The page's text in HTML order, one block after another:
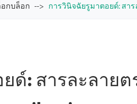
กบล็อก การวินิจฉัยรูมาตอยด์: สาร
ด์: สารละลาย